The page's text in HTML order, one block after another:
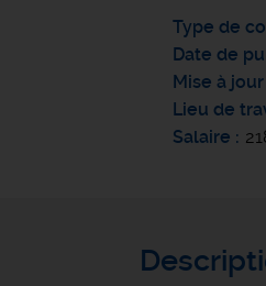
Type de
Date de
Mise à
Lieu de
Salaire